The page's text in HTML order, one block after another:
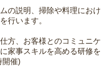
の説明、掃除や料理におけ
行います。
方、お客様とのコミュニケ
家事スキルを高める研修を
開催)